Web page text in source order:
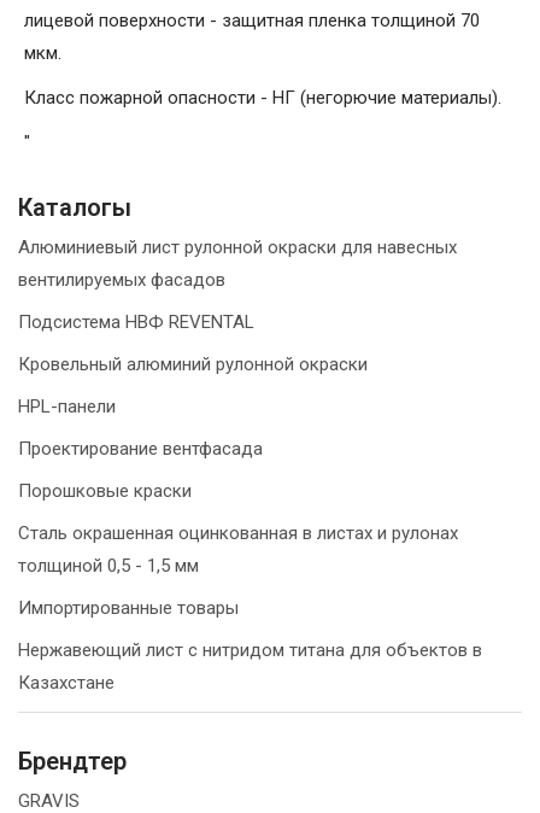
лицевой поверхности - защитная пленка толщиной 70
мкм.
Класс пожарной опасности - НГ (негорючие материалы).
"
Каталогы
Алюминиевый лист рулонной окраски для навесных
вентилируемых фасадов
Подсистема НВФ REVENTAL
Кровельный алюминий рулонной окраски
HPL-панели
Проектирование вентфасада
Порошковые краски
Сталь окрашенная оцинкованная в листах и рулонах
толщиной 0,5 - 1,5 мм
Импортированные товары
Нержавеющий лист с нитридом титана для объектов в
Казахстане
Брендтер
GRAVIS